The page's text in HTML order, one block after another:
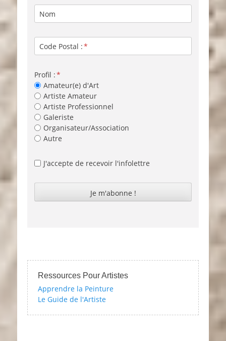
Nom
Code Postal :
Profil :
Amateur(e) d'Art
Artiste Amateur
Artiste Professionnel
Galeriste
Organisateur/Association
Autre
J'accepte de recevoir l'infolettre
Ressources Pour Artistes
Apprendre la Peinture
Le Guide de l'Artiste